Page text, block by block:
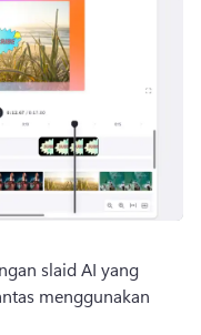
slaid AI yang
menggunakan